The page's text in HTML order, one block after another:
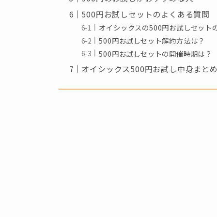
500円お試しセットのよくある質問
オイシックスの500円お試しセット
500円お試しセット解約方法は？
500円お試しセットの開催時期は？
オイシックス500円お試し中身まとめ